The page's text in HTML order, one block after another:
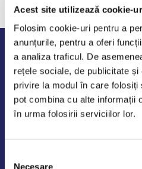
Acest site utilizează cookie-
Folosim cookie-uri pentru a
anunțurile, pentru a oferi
a analiza traficul. De
rețele sociale, de publicitate
privire la modul în care
pot combina cu alte informații
în urma folosirii serviciilor lor.
Necesare
Program de lucru
Luni - Vineri: 09:00-18:00
Sambata - Duminica: 10:00-